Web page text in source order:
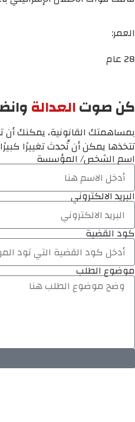
العمر:
28 عام
كن صوتالعدالة
بمساهمتك القانونية، يمكنك
تتخذها يمكن أن تُحدث تغييرًا
اسم الشخص/ المؤسسة
البريد الالكتروني
كود القضية
موضوع الطلب